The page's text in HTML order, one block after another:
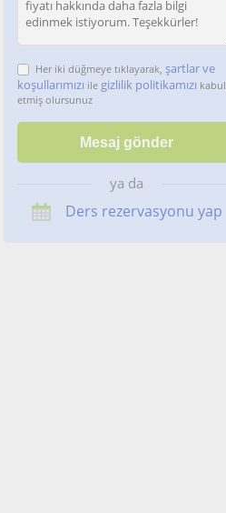
Her iki düğmeye tıklayarak, şartlar ve
koşullarımızı ile gizlilik politikamızı kabul
etmiş olursunuz
ya da
Ders rezervasyonu yap